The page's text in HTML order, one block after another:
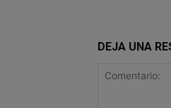
DEJA UNA